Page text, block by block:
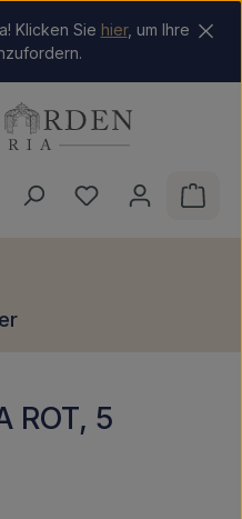
Klicken Sie hier, um Ihre
Du hast 0
ROT, 5